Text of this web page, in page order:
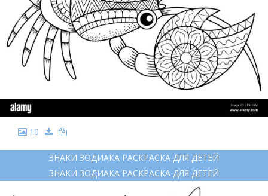
10
ЗНАКИ ЗОДИАКА РАСКРАСКА ДЛЯ ДЕТЕЙ
ЗНАКИ ЗОДИАКА РАСКРАСКА ДЛЯ ДЕТЕЙ